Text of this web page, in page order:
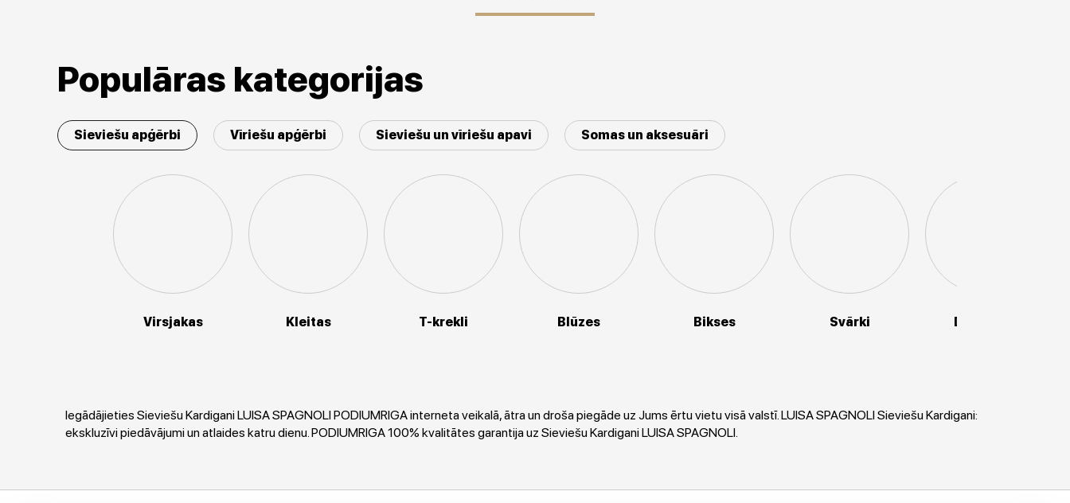
Populāras kategorijas
Sieviešu apģērbi Vīriešu apģērbi Sieviešu un vīriešu apavi Somas un aksesuāri
Virsjakas Kleitas T-krekli Blūzes Bikses Svārki Džemperi
Iegādājieties Sieviešu Kardigani LUISA SPAGNOLI PODIUMRIGA interneta veikalā, ātra un droša piegāde uz Jums ērtu vietu visā valstī. LUISA SPAGNOLI Sieviešu Kardigani:
ekskluzīvi piedāvājumi un atlaides katru dienu. PODIUMRIGA 100% kvalitātes garantija uz Sieviešu Kardigani LUISA SPAGNOLI.